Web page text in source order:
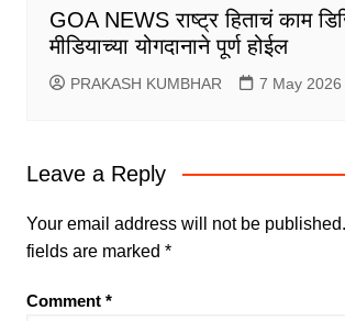
GOA NEWS राष्ट्र हिताचं काम
मीडियाच्या योगदानाने पूर्ण होईल
PRAKASH KUMBHAR 7 May 2026
Leave a Reply
Your email address will not be published.
fields are marked *
Comment *